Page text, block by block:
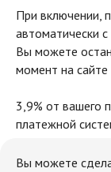
При включении,
автоматически
Вы можете
момент на сайте
3,9% от вашего
платежной
Вы можете